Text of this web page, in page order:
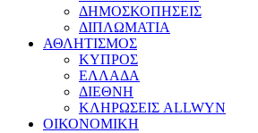
ΔΗΜΟΣΚΟΠΗΣΕΙΣ
ΔΙΠΛΩΜΑΤΙΑ
ΑΘΛΗΤΙΣΜΟΣ
ΚΥΠΡΟΣ
ΕΛΛΑΔΑ
ΔΙΕΘΝΗ
ΚΛΗΡΩΣΕΙΣ ALLWYN
ΟΙΚΟΝΟΜΙΚΗ